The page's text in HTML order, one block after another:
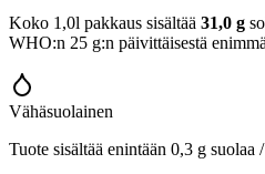
Koko 1,0l pakkaus sisältää 31,0 g
WHO:n 25 g:n päivittäisestä
Vähäsuolainen
Tuote sisältää enintään 0,3 g suolaa